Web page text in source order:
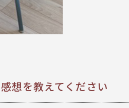
想を教えてください